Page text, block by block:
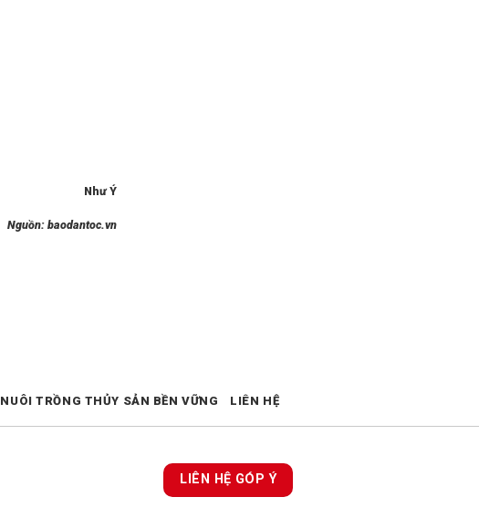
Như Ý
Nguồn: baodantoc.vn
LIÊN HỆ GÓP Ý
NUÔI TRỒNG THỦY SẢN BỀN VỮNG LIÊN HỆ